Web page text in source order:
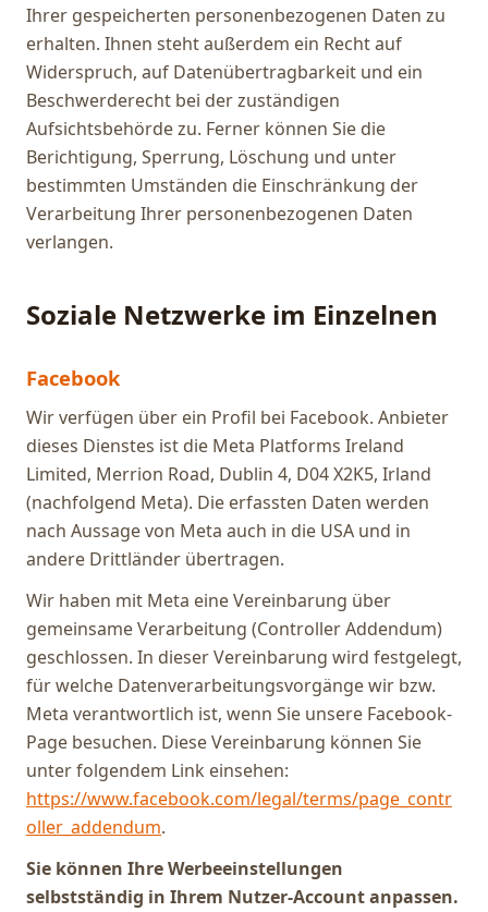
Ihrer gespeicherten personenbezogenen Daten zu
erhalten. Ihnen steht außerdem ein Recht auf
Widerspruch, auf Datenübertragbarkeit und ein
Beschwerderecht bei der zuständigen
Aufsichtsbehörde zu. Ferner können Sie die
Berichtigung, Sperrung, Löschung und unter
bestimmten Umständen die Einschränkung der
Verarbeitung Ihrer personenbezogenen Daten
verlangen.
Soziale Netzwerke im Einzelnen
Facebook
Wir verfügen über ein Profil bei Facebook. Anbieter
dieses Dienstes ist die Meta Platforms Ireland
Limited, Merrion Road, Dublin 4, D04 X2K5, Irland
(nachfolgend Meta). Die erfassten Daten werden
nach Aussage von Meta auch in die USA und in
andere Drittländer übertragen.
Wir haben mit Meta eine Vereinbarung über
gemeinsame Verarbeitung (Controller Addendum)
geschlossen. In dieser Vereinbarung wird festgelegt,
für welche Datenverarbeitungsvorgänge wir bzw.
Meta verantwortlich ist, wenn Sie unsere Facebook-
Page besuchen. Diese Vereinbarung können Sie
unter folgendem Link einsehen:
https://www.facebook.com/legal/terms/page_contr
oller_addendum.
Sie können Ihre Werbeeinstellungen
selbstständig in Ihrem Nutzer-Account anpassen.